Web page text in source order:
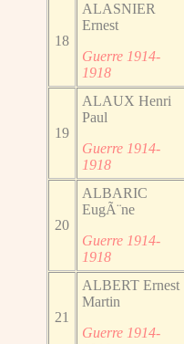
18
ALASNIER
Ernest
Guerre 1914-
1918
19
ALAUX Henri
Paul
Guerre 1914-
1918
20
ALBARIC
EugÃ¨ne
Guerre 1914-
1918
21
ALBERT Ernest
Martin
Guerre 1914-